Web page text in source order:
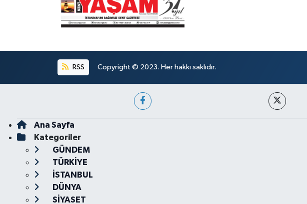
RSS Copyright © 2023. Her hakkı saklıdır.
Ana Sayfa
Kategoriler
GÜNDEM
TÜRKİYE
İSTANBUL
DÜNYA
SİYASET